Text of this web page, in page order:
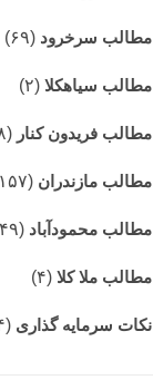
مطالب سرخرود (۶۹)
مطالب سیاهکلا (۲)
مطالب فریدون کنار (۱۸)
مطالب مازندران (۱۵۷)
مطالب محمودآباد (۴۹)
مطالب ملا کلا (۴)
نکات سرمایه گذاری (۶۴)